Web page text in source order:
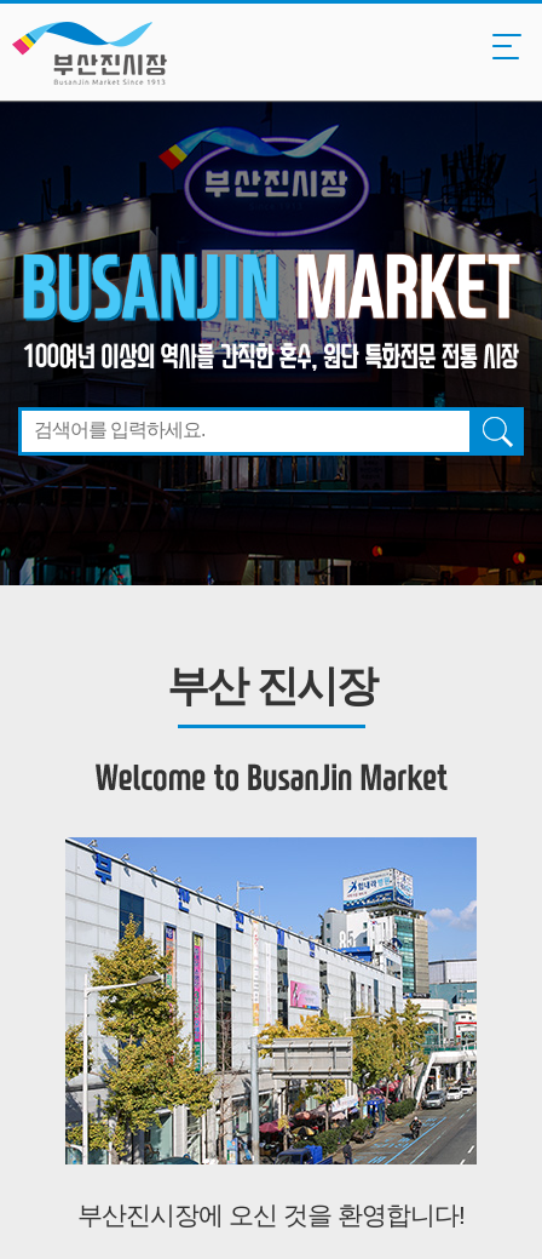
부산 진시장
부산진시장에 오신 것을 환영합니다!